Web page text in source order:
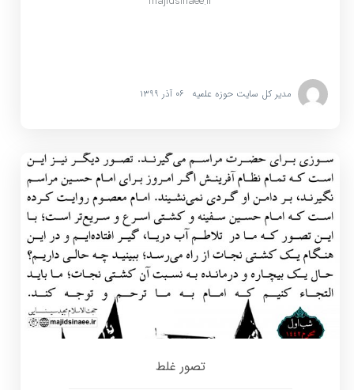
مدیر کل سایت حوزه علمیه ۰۶ آذر ۱۳۹۹
تصور غلط